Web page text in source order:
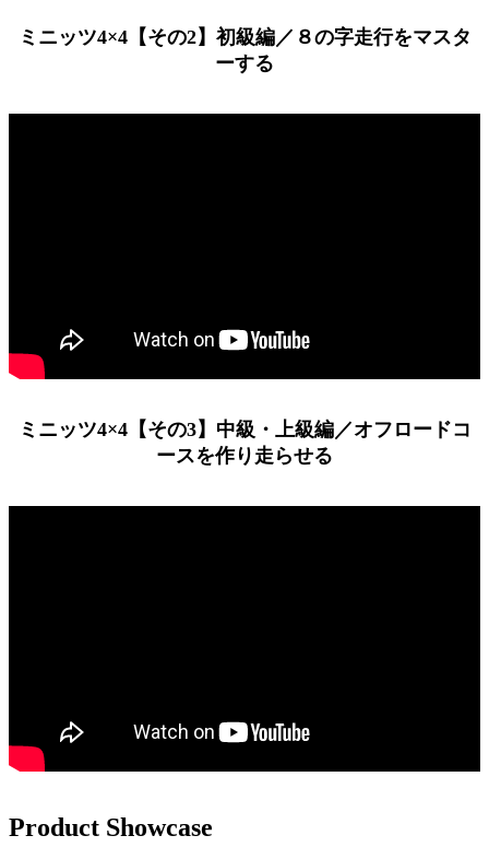
ミニッツ4×4【その2】初級編／８の字走行をマスタ
ーする
ミニッツ4×4【その3】中級・上級編／オフロードコ
ースを作り走らせる
Product Showcase